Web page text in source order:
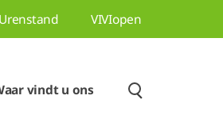
Urenstand VIVIopen
vindt u ons